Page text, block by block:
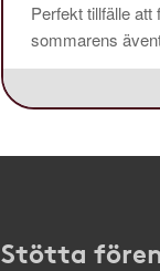
Perfekt tillfälle
sommarens
Stötta